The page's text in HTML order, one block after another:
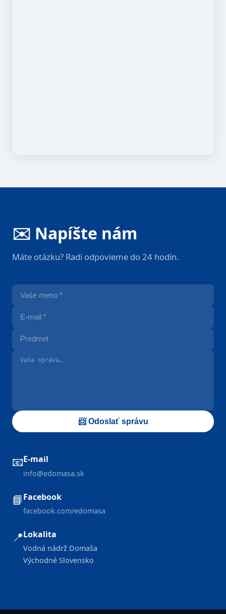
✉️ Napíšte nám
Máte otázku? Radi odpovieme do 24 hodín.
📨 Odoslať správu
📧E-mail
info@edomasa.sk
📘Facebook
facebook.com/edomasa
📍Lokalita
Vodná nádrž Domaša
Východné Slovensko